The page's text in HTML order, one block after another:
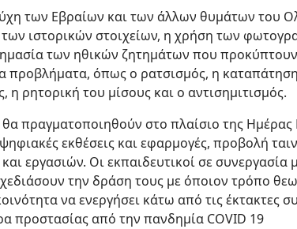
των Εβραίων και των άλλων θυμάτων του
ιστορικών στοιχείων, η χρήση των
των ηθικών ζητημάτων που
προβλήματα, όπως ο ρατσισμός, η
η ρητορική του μίσους και ο αντισημιτισμός.
πραγματοποιηθούν στο πλαίσιο της
εκθέσεις και εφαρμογές, προβολή
εργασιών. Οι εκπαιδευτικοί σε συνεργασία
την δράση τους με όποιον τρόπο
να ενεργήσει κάτω από τις έκτακτες
προστασίας από την πανδημία COVID 19